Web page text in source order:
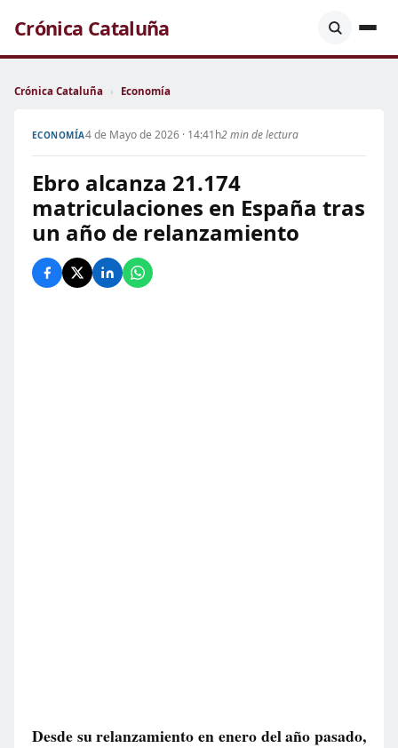
Crónica Cataluña
Crónica Cataluña › Economía
ECONOMÍA4 de Mayo de 2026 · 14:41h2 min de lectura
Ebro alcanza 21.174
matriculaciones en España tras
un año de relanzamiento
Desde su relanzamiento en enero del año pasado,